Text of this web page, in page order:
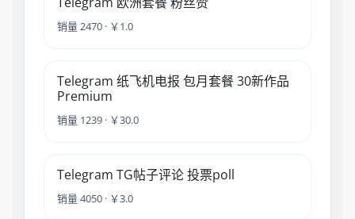
销量 2470 · ￥1.0
Telegram 纸飞机电报 包月套餐 30新作品
Premium
销量 1239 · ￥30.0
Telegram TG帖子评论 投票poll
销量 4050 · ￥3.0